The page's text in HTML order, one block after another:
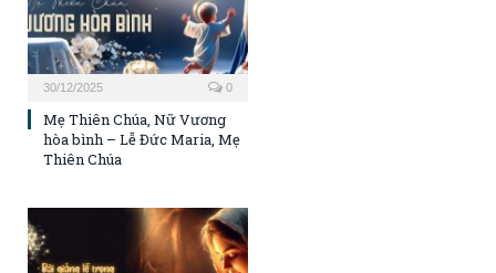
30/12/2025 0
Mẹ Thiên Chúa, Nữ Vương
hòa bình – Lễ Đức Maria, Mẹ
Thiên Chúa